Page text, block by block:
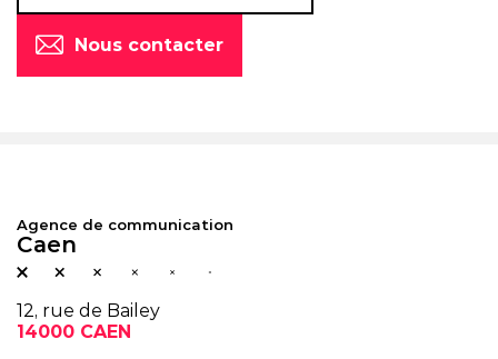
Nous contacter
Agence de communication
Caen
12, rue de Bailey
14000 CAEN